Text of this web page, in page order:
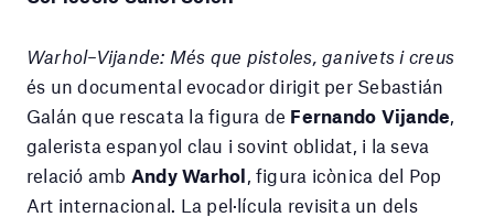
Warhol–Vijande: Més que pistoles, ganivets i creus
és un documental evocador dirigit per Sebastián
Galán que rescata la figura de Fernando Vijande
galerista espanyol clau i sovint oblidat, i la seva
relació amb Andy Warhol , figura icònica del Pop
Art internacional. La pel·lícula revisita un dels